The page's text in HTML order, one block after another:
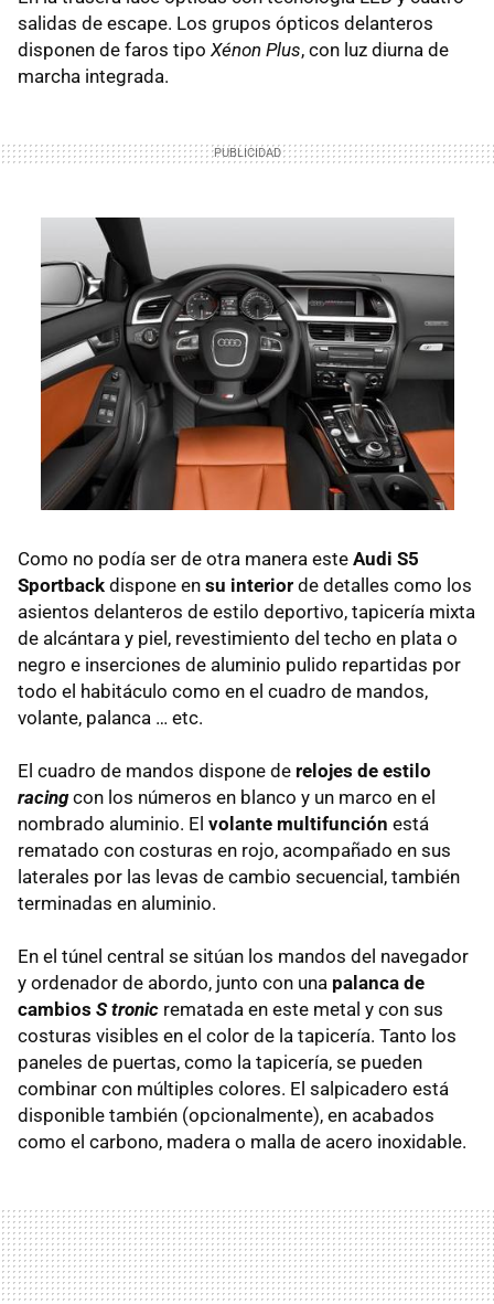
salidas de escape. Los grupos ópticos delanteros
disponen de faros tipo Xénon Plus, con luz diurna de
marcha integrada.
Como no podía ser de otra manera este Audi S5
Sportback dispone en su interior de detalles como los
asientos delanteros de estilo deportivo, tapicería mixta
de alcántara y piel, revestimiento del techo en plata o
negro e inserciones de aluminio pulido repartidas por
todo el habitáculo como en el cuadro de mandos,
volante, palanca … etc.
El cuadro de mandos dispone de relojes de estilo
racingcon los números en blanco y un marco en el
nombrado aluminio. El volante multifunción está
rematado con costuras en rojo, acompañado en sus
laterales por las levas de cambio secuencial, también
terminadas en aluminio.
En el túnel central se sitúan los mandos del navegador
y ordenador de abordo, junto con una palanca de
cambios S tronic rematada en este metal y con sus
costuras visibles en el color de la tapicería. Tanto los
paneles de puertas, como la tapicería, se pueden
combinar con múltiples colores. El salpicadero está
disponible también (opcionalmente), en acabados
como el carbono, madera o malla de acero inoxidable.